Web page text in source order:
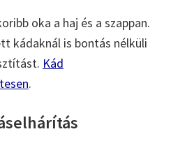
oka a haj és a szappan.
kádaknál is bontás nélküli
Kád
.